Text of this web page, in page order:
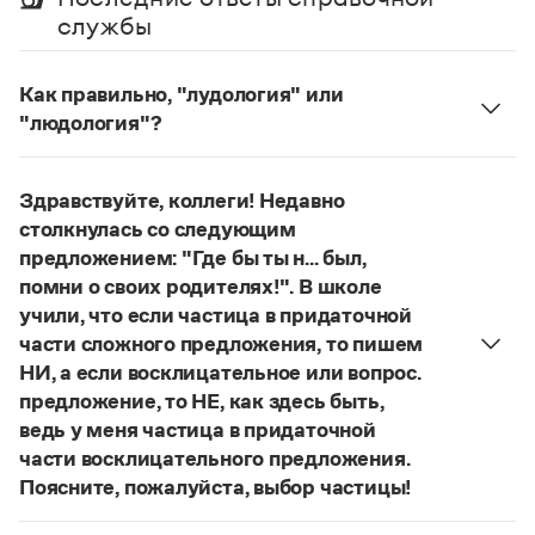
Словари русского языка как государственного
Справочники
Правила русской орфографии и пунктуации
для школьников
Письмовник
Справочник по пунктуации
Словарь-справочник трудностей
Справочник по фразеологии
Азбучные истины
Словарь-справочник непростые слова
Все справочники портала
Журнал
Новости и события
Управление в русском языке
Словарь русских имён
Правила русской орфографии и пунктуации
(1956)
службы
Как правильно, "лудология" или
"людология"?
В научных текстах неологизм, используемый для
понятий, представлен в двух вариантах:
илюдология (от лат. ludus — 'игра').
О «правильном» варианте слова можно говорить,
если оно кодифицировано в нормативных
словарях русского языка. Пока же такой
словарной фиксацией мы не располагаем.
Страница ответа
Здравствуйте, коллеги! Недавно
столкнулась со следующим
предложением: "Где бы ты н... был,
помни о своих родителях!". В школе
учили, что если частица в придаточной
части сложного предложения, то пишем
НИ, а если восклицательное или вопрос.
предложение, то НЕ, как здесь быть,
ведь у меня частица в придаточной
части восклицательного предложения.
Поясните, пожалуйста, выбор частицы!
Правильно:Где бы ты ни был, помни о своих